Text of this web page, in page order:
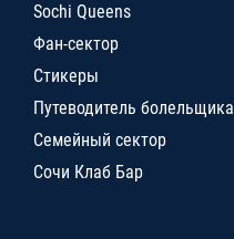
Sochi Queens
Фан-сектор
Стикеры
Путеводитель болельщика
Семейный сектор
Сочи Клаб Бар